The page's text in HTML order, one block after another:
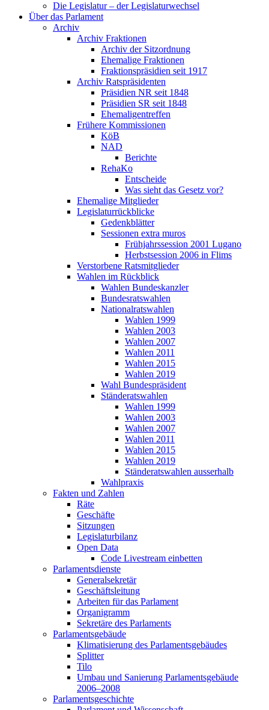
Die Legislatur – der Legislaturwechsel
Über das Parlament
Archiv
Archiv Fraktionen
Archiv der Sitzordnung
Ehemalige Fraktionen
Fraktionspräsidien seit 1917
Archiv Ratspräsidenten
Präsidien NR seit 1848
Präsidien SR seit 1848
Ehemaligentreffen
Frühere Kommissionen
KöB
NAD
Berichte
RehaKo
Entscheide
Was sieht das Gesetz vor?
Ehemalige Mitglieder
Legislaturrückblicke
Gedenkblätter
Sessionen extra muros
Frühjahrssession 2001 Lugano
Herbstsession 2006 in Flims
Verstorbene Ratsmitglieder
Wahlen im Rückblick
Wahlen Bundeskanzler
Bundesratswahlen
Nationalratswahlen
Wahlen 1999
Wahlen 2003
Wahlen 2007
Wahlen 2011
Wahlen 2015
Wahlen 2019
Wahl Bundespräsident
Ständeratswahlen
Wahlen 1999
Wahlen 2003
Wahlen 2007
Wahlen 2011
Wahlen 2015
Wahlen 2019
Ständeratswahlen ausserhalb
Wahlpraxis
Fakten und Zahlen
Räte
Geschäfte
Sitzungen
Legislaturbilanz
Open Data
Code Livestream einbetten
Parlamentsdienste
Generalsekretär
Geschäftsleitung
Arbeiten für das Parlament
Organigramm
Sekretäre des Parlaments
Parlamentsgebäude
Klimatisierung des Parlamentsgebäudes
Splitter
Tilo
Umbau und Sanierung Parlamentsgebäude
2006–2008
Parlamentsgeschichte